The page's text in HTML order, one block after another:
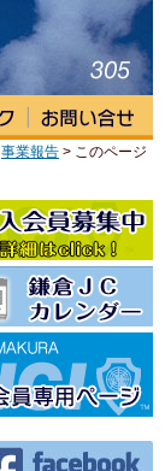
事業報告 > このページ